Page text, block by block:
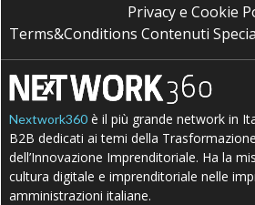
Privacy e Cookie
Terms&Conditions Contenuti
Nextwork360 è il più grande network in
B2B dedicati ai temi della
dell’Innovazione Imprenditoriale. Ha la
cultura digitale e imprenditoriale nelle
amministrazioni italiane.